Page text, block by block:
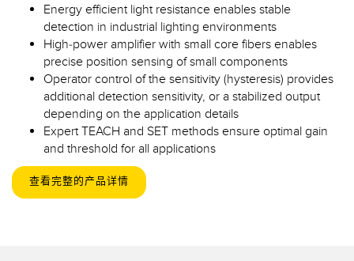
Energy efficient light resistance enables stable
detection in industrial lighting environments
High-power amplifier with small core fibers enables
precise position sensing of small components
Operator control of the sensitivity (hysteresis) provides
additional detection sensitivity, or a stabilized output
depending on the application details
Expert TEACH and SET methods ensure optimal gain
and threshold for all applications
查看完整的产品详情